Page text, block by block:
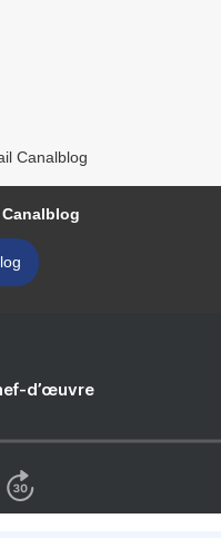
Canalblog
d’œuvre